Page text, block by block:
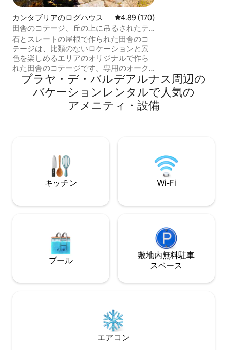
カンタブリアのログハウス レビュー170件、5つ星中4.89つ
4.89 (170)
田舎のコテージ、丘の上に吊るされたテ
ラス
石とスレートの屋根で作られた田舎のコ
テージは、比類のないロケーションと景
色を楽しめるエリアのオリジナルで作ら
れた田舎のコテージです。専用のオーク
と栗の森があり、独自のピクニックテー
ブルを備えたプライベートオークと栗の
森があり、比類のない環境で歩くことが
できます。2階、3つの部屋にはソファと
景色を眺めることができます。
プラヤ・デ・バルデアルナス⁠周⁠辺⁠の
バ⁠ケ⁠ー⁠シ⁠ョ⁠ン⁠レ⁠ン⁠タ⁠ル⁠で人⁠気⁠の
ア⁠メ⁠ニ⁠テ⁠ィ⁠・⁠設⁠備
キッチン Wi-Fi
プール
敷地内無料駐⁠車
ス⁠ペ⁠ー⁠ス
エアコン